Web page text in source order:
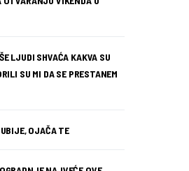
LJUDI SHVAĆA KAKVA SU
SU MI DA SE PRESTANEM
OJAČA TE